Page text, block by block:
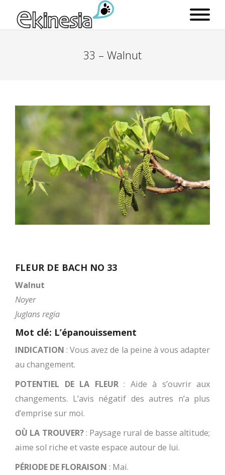
33 – Walnut
FLEUR DE BACH NO 33
Walnut
Noyer
Juglans regia
Mot clé: L’épanouissement
INDICATION : Vous avez de la peine à vous adapter
au changement.
POTENTIEL DE LA FLEUR: Aide à s’ouvrir aux
changements. L’avis négatif des autres n’a plus
d’emprise sur moi.
OÙ LA TROUVER?: Paysage rural de basse altitude;
aime sol riche et vaste espace autour de lui.
PÉRIODE DE FLORAISON : Mai.